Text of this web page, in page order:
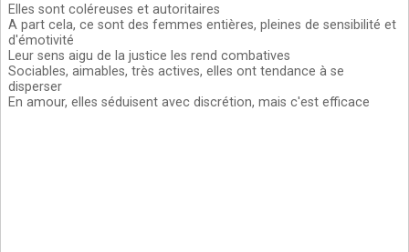
Elles sont coléreuses et autoritaires
A part cela, ce sont des femmes entières, pleines de sensibilité et
d'émotivité
Leur sens aigu de la justice les rend combatives
Sociables, aimables, très actives, elles ont tendance à se
disperser
En amour, elles séduisent avec discrétion, mais c'est efficace